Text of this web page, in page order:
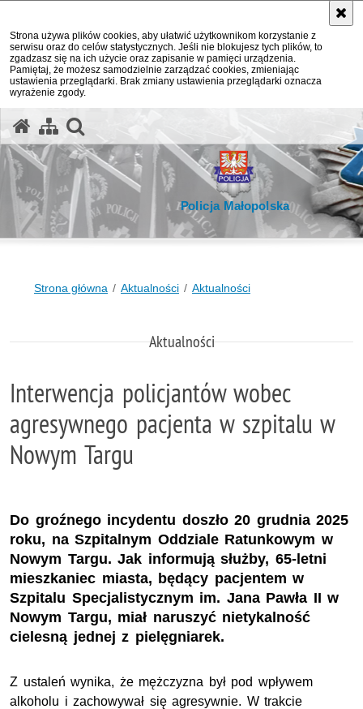
Strona używa plików cookies, aby ułatwić użytkownikom korzystanie z
serwisu oraz do celów statystycznych. Jeśli nie blokujesz tych plików, to
zgadzasz się na ich użycie oraz zapisanie w pamięci urządzenia.
Pamiętaj, że możesz samodzielnie zarządzać cookies, zmieniając
ustawienia przeglądarki. Brak zmiany ustawienia przeglądarki oznacza
wyrażenie zgody.
Policja Małopolska
Strona główna Aktualności Aktualności
Aktualności
Interwencja policjantów wobec
agresywnego pacjenta w szpitalu w
Nowym Targu
Do groźnego incydentu doszło 20 grudnia 2025
roku, na Szpitalnym Oddziale Ratunkowym w
Nowym Targu. Jak informują służby, 65-letni
mieszkaniec miasta, będący pacjentem w
Szpitalu Specjalistycznym im. Jana Pawła II w
Nowym Targu, miał naruszyć nietykalność
cielesną jednej z pielęgniarek.
Z ustaleń wynika, że mężczyzna był pod wpływem
alkoholu i zachowywał się agresywnie. W trakcie